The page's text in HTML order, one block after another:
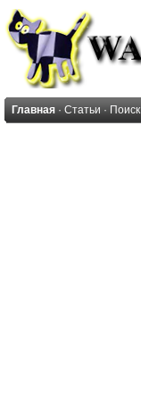
Главная · Статьи · Поиск